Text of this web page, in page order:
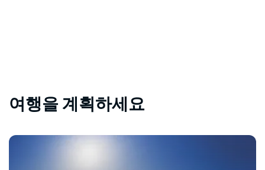
여행을 계획하세요